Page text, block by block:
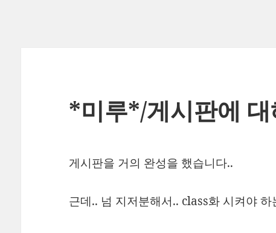
*미루*/게시판에
게시판을 거의 완성을 했습니다..
근데.. 넘 지저분해서.. class화 시켜야 하